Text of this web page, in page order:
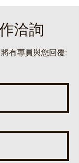
洽詢
有專員與您回覆: